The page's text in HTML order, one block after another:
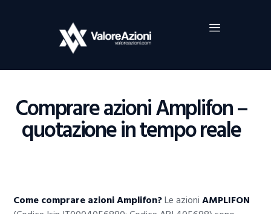
Comprare azioni Amplifon –
quotazione in tempo reale
Home
Investimenti
Borsa
Guide Al Trading
Criptovalute
Come comprare azioni Amplifon?Le azioniAMPLIFON